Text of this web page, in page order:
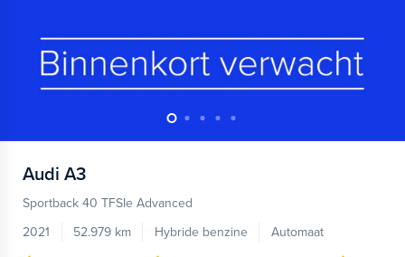
Audi A3
Sportback 40 TFSIe Advanced
2021
52.979 km Hybride benzine
Automaat